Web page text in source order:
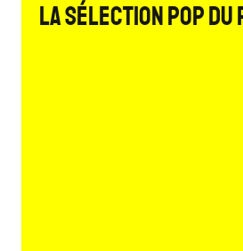
La sélection Pop